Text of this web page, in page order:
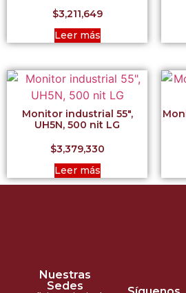
$3,211,649
Leer más
Monitor industrial 55″,
UH5N, 500 nit LG
$3,379,330
Leer más
Nuestras
Sedes